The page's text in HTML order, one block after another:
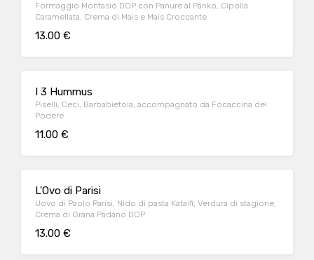
Formaggio Montasio DOP con Panure al Panko, Cipolla
Caramellata, Crema di Mais e Mais Croccante
13.00 €
I 3 Hummus
Piselli, Ceci, Barbabietola, accompagnato da Focaccina del
Podere
11.00 €
L'Ovo di Parisi
Uovo di Paolo Parisi, Nido di pasta Kataifi, Verdura di stagione,
Crema di Grana Padano DOP
13.00 €